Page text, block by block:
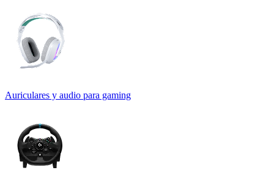
Auriculares y audio para gaming